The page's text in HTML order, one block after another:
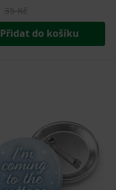
35 Kč
Přidat do košíku